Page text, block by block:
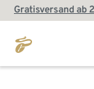
Gratisversand ab